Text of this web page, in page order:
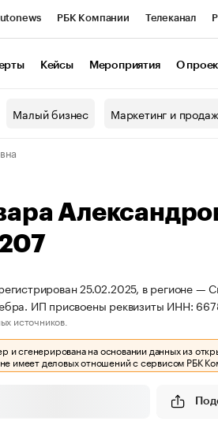
РБК Компании Телеканал
Кейсы Мероприятия О
Малый бизнес Маркетинг и
25.02.2025, в регионе —
ИП присвоены реквизиты ИНН:
источников.
сгенерирована на основании данных из
имеет деловых отношений с сервисом РБК